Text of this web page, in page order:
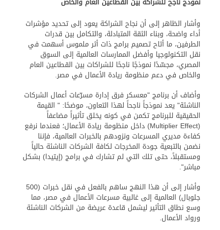
وأشار الظاهر إلى أن نجاح الشراكة يعود إلى تحديد مؤشرات
أداء واضحة، وبناء الثقة المتبادلة، والتكامل بين قدرات
الطرفين، ما أتاح تصميم برامج ذات أثر ملموس أسهمت في
نقل التكنولوجيا وأفضل الممارسات العالمية إلى السوق
المصري، مجسّدًا نموذجًا ناجحًا للشراكات بين القطاعين العام
والخاص في دعم منظومة ريادة الأعمال في مصر.
وأضاف أن برنامج "معسكر فرق إدارة مسرّعات أعمال الشركات
الناشئة" يعد نموذجاً ناجحاً لهذا التعاون، موضحًا: " القيمة
الحقيقية للبرنامج تكمن في كونه يخلق تأثيراً مضاعفاً
(Multiplier Effect) داخل منظومة ريادة الأعمال؛ فعندما نرفع
كفاءة مديري المسرعات ونزودهم بالخبرات العالمية، فإننا
نضمن بالتبعية جودة المخرجات لكافة الشركات الناشئة حالياً
ومستقبلاً، حتى تلك التي لم تشارك في برامج (إيتيدا) بشكل
مباشر".
وأشار إلى أن هذا النهج ساهم بالفعل في نقل خبرات (500
جلوبال) العالمية إلى غالبية مسرعات الأعمال في مصر، مما
وسع نطاق التأثير ليشمل قاعدة عريضة من الشركات الناشئة
ورواد الأعمال.